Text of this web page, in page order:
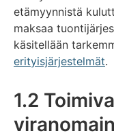
etämyynnistä
maksaa
käsitellään
erityisjärjestelmät.
1.2